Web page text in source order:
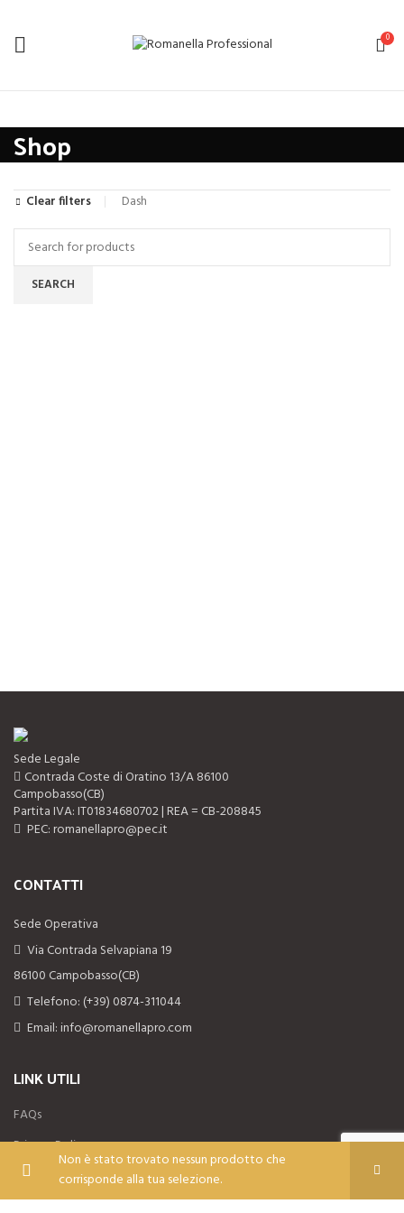
0
Shop
Clear filters Dash
Non è stato trovato nessun prodotto che
corrisponde alla tua selezione.
SEARCH
Sede Legale
Contrada Coste di Oratino 13/A 86100
Campobasso(CB)
Partita IVA: IT01834680702 | REA = CB-208845
PEC: romanellapro@pec.it
CONTATTI
Sede Operativa
Via Contrada Selvapiana 19
86100 Campobasso(CB)
Telefono: (+39) 0874-311044
Email: info@romanellapro.com
LINK UTILI
FAQs
Privacy Policy
Termini e condizioni di vendita
Diritto di recesso